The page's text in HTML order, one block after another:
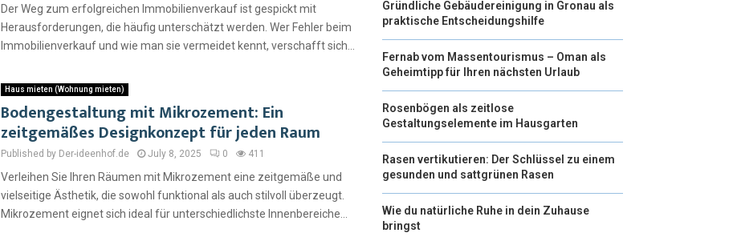
Der Weg zum erfolgreichen Immobilienverkauf ist gespickt mit
Herausforderungen, die häufig unterschätzt werden. Wer Fehler beim
Immobilienverkauf und wie man sie vermeidet kennt, verschafft sich...
Haus mieten (Wohnung mieten)
Bodengestaltung mit Mikrozement: Ein
zeitgemäßes Designkonzept für jeden Raum
Published by Der-ideenhof.de July 8, 2025 0 411
Verleihen Sie Ihren Räumen mit Mikrozement eine zeitgemäße und
vielseitige Ästhetik, die sowohl funktional als auch stilvoll überzeugt.
Mikrozement eignet sich ideal für unterschiedlichste Innenbereiche...
Gründliche Gebäudereinigung in Gronau als
praktische Entscheidungshilfe
Fernab vom Massentourismus – Oman als
Geheimtipp für Ihren nächsten Urlaub
Rosenbögen als zeitlose
Gestaltungselemente im Hausgarten
Rasen vertikutieren: Der Schlüssel zu einem
gesunden und sattgrünen Rasen
Wie du natürliche Ruhe in dein Zuhause
bringst